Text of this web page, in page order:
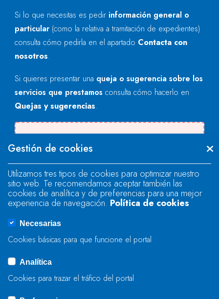
Si lo que necesitas es pedir información general o
particular (como la relativa a tramitación de expedientes)
consulta cómo pedirla en el apartado Contacta con
nosotros.
Si quieres presentar una queja o sugerencia sobre los
servicios que prestamos consulta cómo hacerlo en
Quejas y sugerencias.
"text".
Se produjo un error al cargar el campo
"text".
Se produjo un error al cargar el campo
ENVIAR
Gestión de cookies
Utilizamos tres tipos de cookies para optimizar nuestro
sitio web. Te recomendamos aceptar también las
cookies de analítica y de preferencias para una mejor
experiencia de navegación. Política de cookies
Necesarias
Cookies básicas para que funcione el portal
Analítica
Cookies para trazar el tráfico del portal